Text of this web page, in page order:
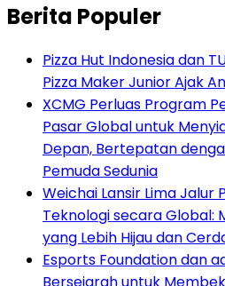
Berita Populer
Pizza Hut Indonesia dan
Pizza Maker Junior Ajak
XCMG Perluas Program
Pasar Global untuk
Depan, Bertepatan
Pemuda Sedunia
Weichai Lansir Lima Jalur
Teknologi secara Global:
yang Lebih Hijau dan
Esports Foundation dan